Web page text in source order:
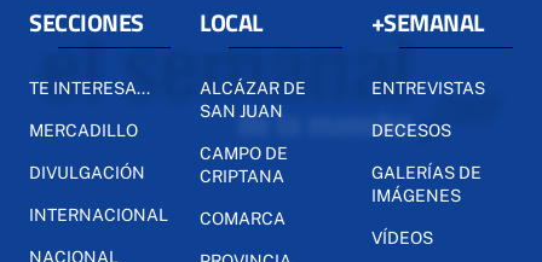
SECCIONES
TE INTERESA...
MERCADILLO
DIVULGACIÓN
INTERNACIONAL
NACIONAL
LOCAL
ALCÁZAR DE
SAN JUAN
CAMPO DE
CRIPTANA
COMARCA
+SEMANAL
ENTREVISTAS
DECESOS
GALERÍAS DE
IMÁGENES
VÍDEOS